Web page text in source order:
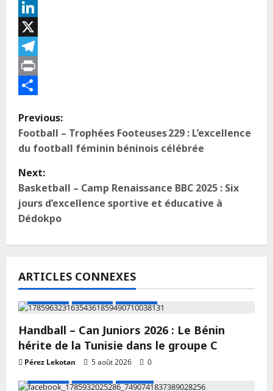
WhatsApp
LinkedIn
X
Telegram
Print
Previous:
Football – Trophées Footeuses 229 : L’excellence
du football féminin béninois célébrée
Next:
Basketball – Camp Renaissance BBC 2025 : Six
jours d’excellence sportive et éducative à
Dédokpo
ARTICLES CONNEXES
Handball – Can Juniors 2026 : Le Bénin
hérite de la Tunisie dans le groupe C
Pérez Lekotan 5 août 2026
0